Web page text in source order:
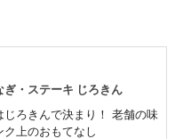
ぎ・ステーキ じろきん
じろきんで決まり！ 老舗の味
ク上のおもてなし